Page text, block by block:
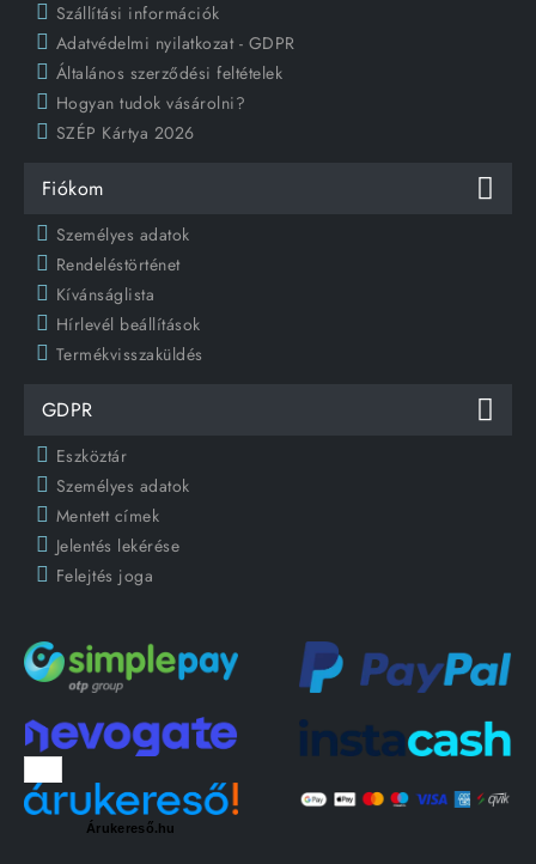
Szállítási információk
Adatvédelmi nyilatkozat - GDPR
Általános szerződési feltételek
Hogyan tudok vásárolni?
SZÉP Kártya 2026
Fiókom
Személyes adatok
Rendeléstörténet
Kívánságlista
Hírlevél beállítások
Termékvisszaküldés
GDPR
Eszköztár
Személyes adatok
Mentett címek
Jelentés lekérése
Felejtés joga
Árukereső.hu